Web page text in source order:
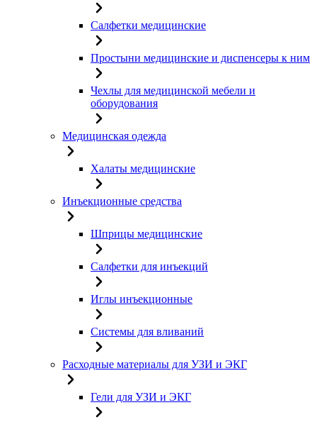
Салфетки медицинские
Простыни медицинские и диспенсеры к ним
Чехлы для медицинской мебели и
оборудования
Медицинская одежда
Халаты медицинские
Инъекционные средства
Шприцы медицинские
Салфетки для инъекций
Иглы инъекционные
Системы для вливаний
Расходные материалы для УЗИ и ЭКГ
Гели для УЗИ и ЭКГ